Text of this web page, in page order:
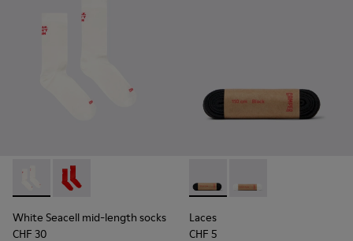
White Seacell mid-length socks - KA00070-002 -
White Seacell mid-length socks - KA00070-001 -
White Seacell mid-length socks
CHF 30
Laces - KL00001-001 -
Laces - KL00001-
Laces
CHF 5